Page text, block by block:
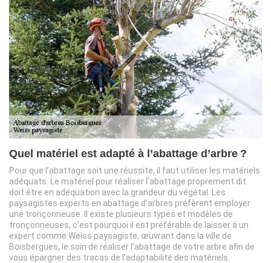
Quel matériel est adapté à l’abattage d’arbre ?
Pour que l’abattage soit une réussite, il faut utiliser les matériels
adéquats. Le matériel pour réaliser l’abattage proprement dit
doit être en adéquation avec la grandeur du végétal. Les
paysagistes experts en abattage d’arbres préfèrent employer
une tronçonneuse. Il existe plusieurs types et modèles de
tronçonneuses, c’est pourquoi il est préférable de laisser à un
expert comme Weiss paysagiste, œuvrant dans la ville de
Boisbergues, le soin de réaliser l’abattage de votre arbre afin de
vous épargner des tracas de l’adaptabilité des matériels.